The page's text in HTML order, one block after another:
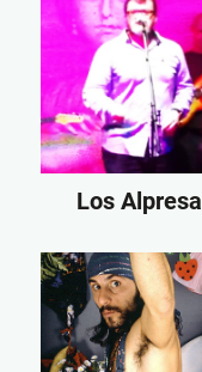
Los Alpresa